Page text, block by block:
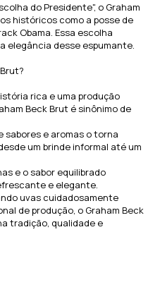
do Presidente", o Graham
históricos como a posse de
Obama. Essa escolha
elegância desse espumante.
rica e uma produção
Beck Brut é sinônimo de
sabores e aromas o torna
um brinde informal até um
e o sabor equilibrado
e elegante.
uvas cuidadosamente
de produção, o Graham Beck
tradição, qualidade e